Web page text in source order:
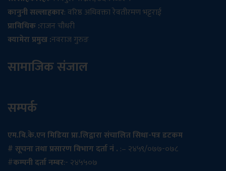
कानुनी सल्लाहकार: वरिष्ठ अधिवक्ता रेवतीरमण भट्टराई
प्राविधिक :राजन चौधरी
क्यामेरा प्रमुख :नवराज गुरुङ
सामाजिक संजाल
सम्पर्क
एम.बि.के.एन मिडिया प्रा.लिद्वारा संचालित सिधा-पत्र डटकम
# सूचना तथा प्रसारण विभाग दर्ता नं . :– २४५९/०७७-०७८
#कम्पनी दर्ता नम्बर:- २४५५०७